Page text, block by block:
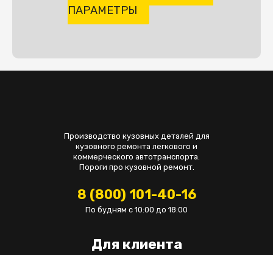
ПАРАМЕТРЫ
товара.
Производство кузовных деталей для
кузовного ремонта легкового и
коммерческого автотранспорта.
Пороги про кузовной ремонт.
8 (800) 101-40-16
По будням с 10:00 до 18:00
Для клиента